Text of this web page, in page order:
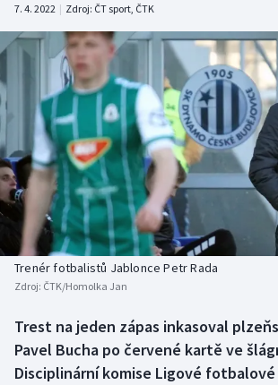
DALŠÍ SPORTY
Americký fotbal
Baseball a softbal
Basketbal
Biatlon
Boby a skeleton
Box
Curling
NEPŘEHLÉDNĚTE
Soutěže
Historické návraty
Aplikace ČT sport
AZ kvíz
7. 4. 2022 | Zdroj: ČT sport, ČTK
Trenér fotbalistů Jablonce Petr Rada
Zdroj: ČTK/Homolka Jan
Trest na jeden zápas inkasoval
Pavel Bucha po červené kartě ve
Disciplinární komise Ligové